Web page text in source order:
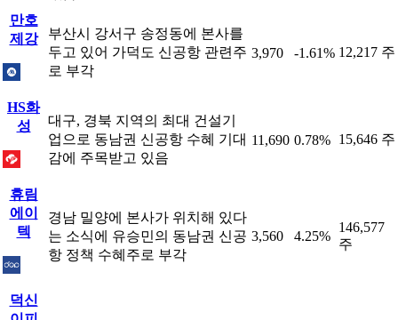
만호
제강
부산시 강서구 송정동에 본사를
두고 있어 가덕도 신공항 관련주
로 부각
3,970 -1.61% 12,217 주
HS화
성
대구, 경북 지역의 최대 건설기
업으로 동남권 신공항 수혜 기대
감에 주목받고 있음
11,690 0.78% 15,646 주
휴림
에이
텍
경남 밀양에 본사가 위치해 있다
는 소식에 유승민의 동남권 신공
항 정책 수혜주로 부각
3,560 4.25%
146,577
주
덕신